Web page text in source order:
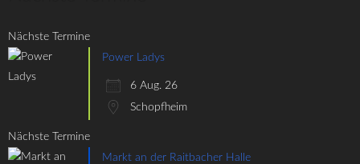
Nächste Termine
Power Ladys
6 Aug. 26
Schopfheim
Nächste Termine
Markt an der Raitbacher Halle